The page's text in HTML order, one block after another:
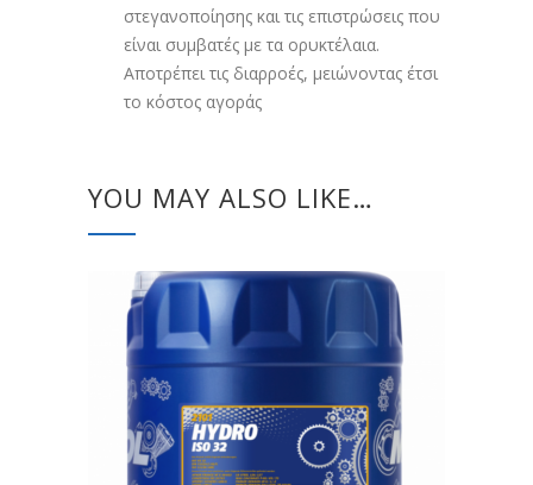
στεγανοποίησης και τις επιστρώσεις που
είναι συμβατές με τα ορυκτέλαια.
Αποτρέπει τις διαρροές, μειώνοντας έτσι
το κόστος αγοράς
YOU MAY ALSO LIKE…